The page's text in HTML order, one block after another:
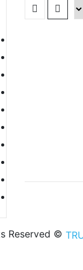
© Copyright 2019. All Rights Reserved.